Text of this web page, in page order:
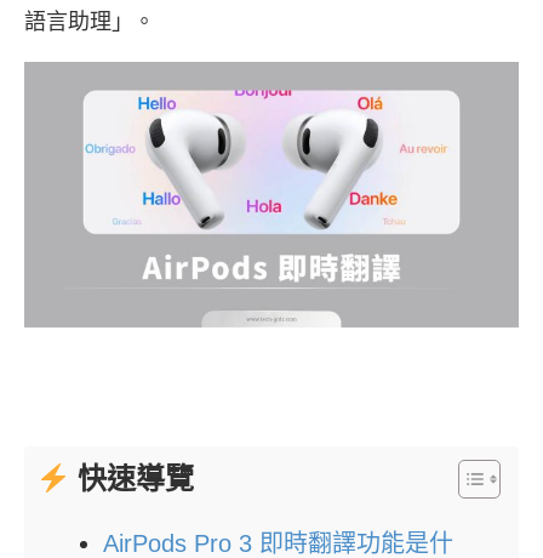
語言助理」。
快速導覽
AirPods Pro 3 即時翻譯功能是什